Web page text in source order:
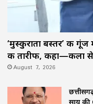
‘मुस्कुराता बस्तर’ की
की तारीफ, कहा—कला से
August 7, 2026
साय की